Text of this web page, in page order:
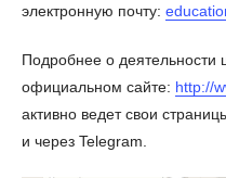
электронную почту:
Подробнее о деятельности
официальном сайте: http://
активно ведет свои
и через Telegram.